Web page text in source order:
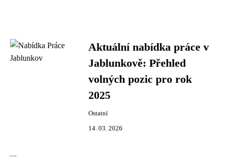
Aktuální nabídka práce v
Jablunkově: Přehled
volných pozic pro rok
2025
Ostatní
14. 03. 2026